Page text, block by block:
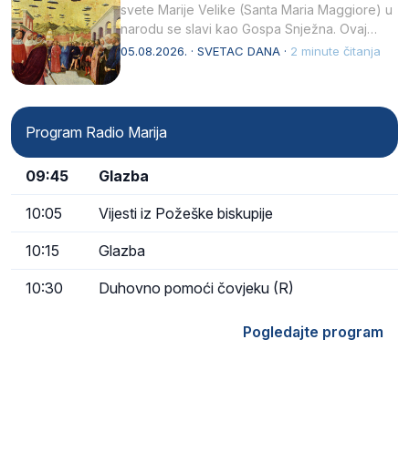
svete Marije Velike (Santa Maria Maggiore) u
narodu se slavi kao Gospa Snježna. Ovaj
naziv, Sancta Maria…
05.08.2026. · SVETAC DANA · 2 minute čitanja
Program Radio Marija
09:45 Glazba
10:05 Vijesti iz Požeške biskupije
10:15 Glazba
10:30 Duhovno pomoći čovjeku (R)
Pogledajte program